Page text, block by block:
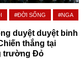
#ĐỜI SỐNG #NGA
duyệt duyệt binh
thắng tại
trường Đỏ